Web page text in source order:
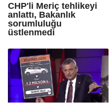
CHP'li Meriç tehlikeyi
anlattı, Bakanlık
sorumluluğu
üstlenmedi